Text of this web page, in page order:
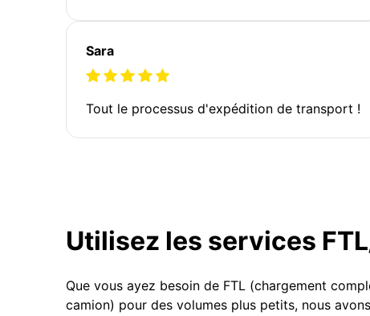
Sara
Tout le processus d'expédition de transport !
Utilisez les services
Que vous ayez besoin de FTL (chargement
camion) pour des volumes plus petits, nous